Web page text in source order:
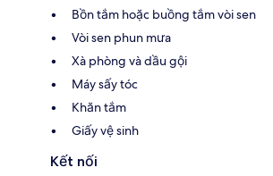
Bồn tắm hoặc buồng tắm vòi sen
Vòi sen phun mưa
Xà phòng và dầu gội
Máy sấy tóc
Khăn tắm
Giấy vệ sinh
Kết nối